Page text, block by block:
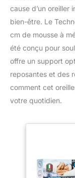
cause d’un
bien-être. Le
cm de mousse à
été conçu pour
offre un support
reposantes et des
comment cet
votre quotidien.